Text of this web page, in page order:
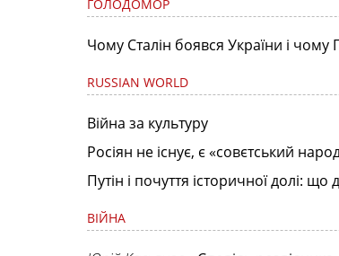
ГОЛОДОМОР
Чому Сталін боявся України і чому
RUSSIAN WORLD
Війна за культуру
Росіян не існує, є «совєтський
Путін і почуття історичної долі:
ВІЙНА